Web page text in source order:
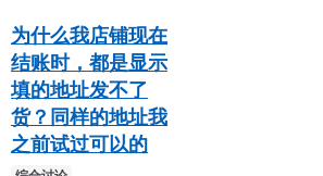
为什么我店铺现在
结账时，都是显示
填的地址发不了
货？同样的地址我
之前试过可以的